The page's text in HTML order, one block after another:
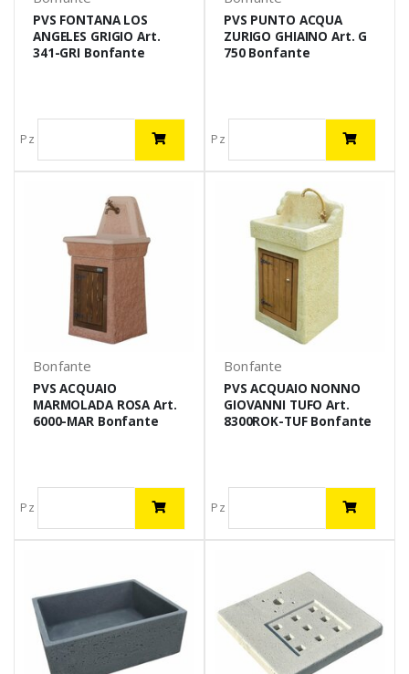
PVS FONTANA LOS
ANGELES GRIGIO Art.
341-GRI Bonfante
Pz
PVS PUNTO ACQUA
ZURIGO GHIAINO Art. G
750 Bonfante
Pz
Bonfante
PVS ACQUAIO
MARMOLADA ROSA Art.
6000-MAR Bonfante
Pz
Bonfante
PVS ACQUAIO NONNO
GIOVANNI TUFO Art.
8300ROK-TUF Bonfante
Pz